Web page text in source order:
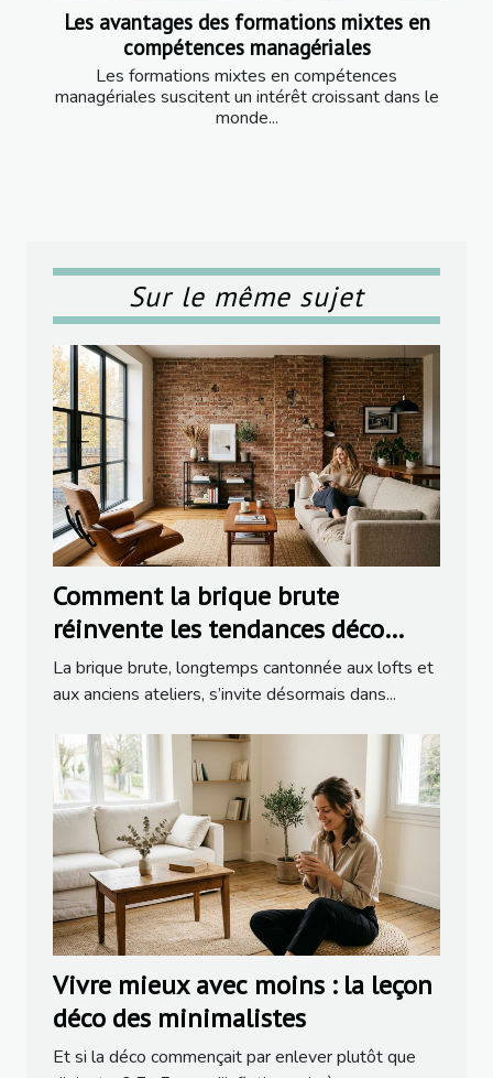
Les avantages des formations mixtes en
compétences managériales
Les formations mixtes en compétences
managériales suscitent un intérêt croissant dans le
monde...
Sur le même sujet
Comment la brique brute
réinvente les tendances déco
dans la rénovation moderne
La brique brute, longtemps cantonnée aux lofts et
aux anciens ateliers, s’invite désormais dans...
Vivre mieux avec moins : la leçon
déco des minimalistes
Et si la déco commençait par enlever plutôt que